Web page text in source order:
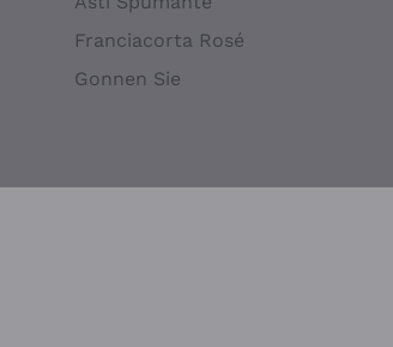
Franciacorta Rosé
Gonnen Sie